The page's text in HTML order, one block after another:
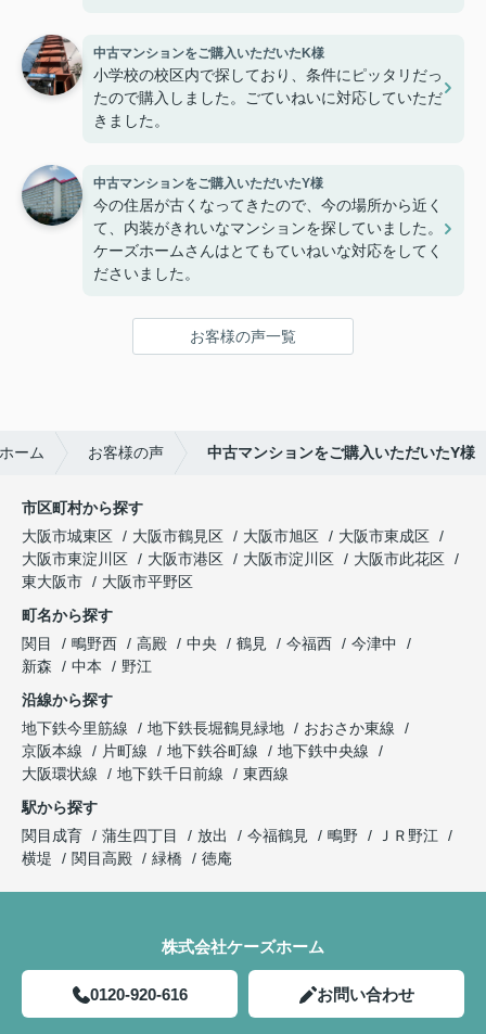
中古マンションをご購入いただいたK様
小学校の校区内で探しており、条件にピッタリだっ
たので購入しました。ごていねいに対応していただ
きました。
中古マンションをご購入いただいたY様
今の住居が古くなってきたので、今の場所から近く
て、内装がきれいなマンションを探していました。
ケーズホームさんはとてもていねいな対応をしてく
ださいました。
お客様の声一覧
ーム お客様の声 中古マンションをご購入いただいたY様
市区町村から探す
大阪市城東区
大阪市鶴見区 大阪市旭区
大阪市東成区
大阪市東淀川区
大阪市港区 大阪市淀川区
大阪市此花区
東大阪市
大阪市平野区
町名から探す
関目
鴫野西 高殿 中央 鶴見 今福西
今津中
新森
中本
野江
沿線から探す
地下鉄今里筋線
地下鉄長堀鶴見緑地
おおさか東線
京阪本線
片町線 地下鉄谷町線
地下鉄中央線
大阪環状線
地下鉄千日前線
東西線
駅から探す
関目成育
蒲生四丁目 放出 今福鶴見 鴫野
ＪＲ野江
横堤
関目高殿 緑橋 徳庵
株式会社ケーズホーム
0120-920-616 お問い合わせ